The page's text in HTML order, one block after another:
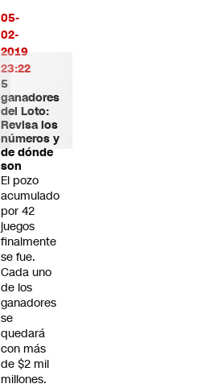
05-
02-
2019
23:22
5
ganadores
del Loto:
Revisa los
números y
de dónde
son
El pozo
acumulado
por 42
juegos
finalmente
se fue.
Cada uno
de los
ganadores
se
quedará
con más
de $2 mil
millones.